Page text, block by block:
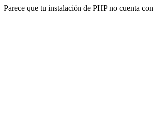
Parece que tu instalación de PHP no cuenta